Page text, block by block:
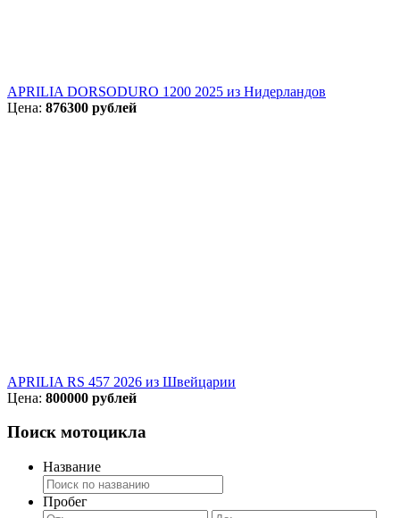
APRILIA DORSODURO 1200 2025 из Нидерландов
Цена: 876300 рублей
APRILIA RS 457 2026 из Швейцарии
Цена: 800000 рублей
Поиск мотоцикла
Название
Пробег